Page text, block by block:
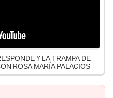
Y LA TRAMPA DE
ROSA MARÍA PALACIOS